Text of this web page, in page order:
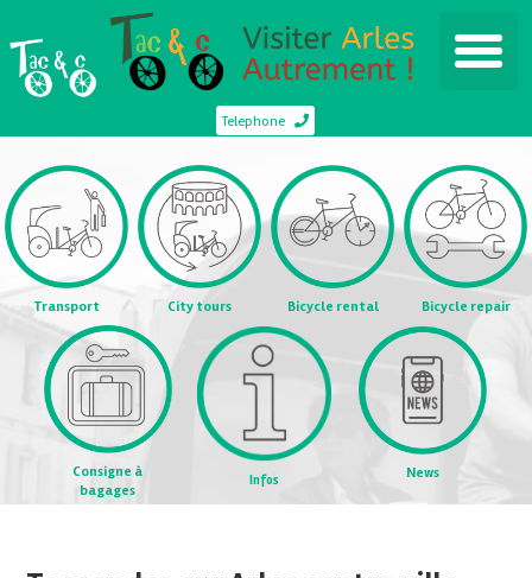
Telephone
Transport City tours Bicycle rental Bicycle repair
Consigne à
bagages
Infos News